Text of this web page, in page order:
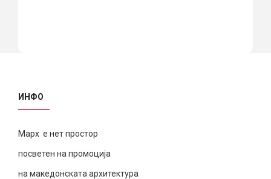
ИНФО
Марх е нет простор
посветен на промоција
на македонската архитектура